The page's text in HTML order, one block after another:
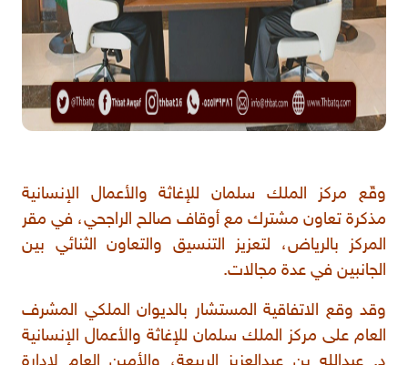
وقّع مركز الملك سلمان للإغاثة والأعمال الإنسانية
مذكرة تعاون مشترك مع أوقاف صالح الراجحي، في مقر
المركز بالرياض، لتعزيز التنسيق والتعاون الثنائي بين
الجانبين في عدة مجالات.
وقد وقع الاتفاقية المستشار بالديوان الملكي المشرف
العام على مركز الملك سلمان للإغاثة والأعمال الإنسانية